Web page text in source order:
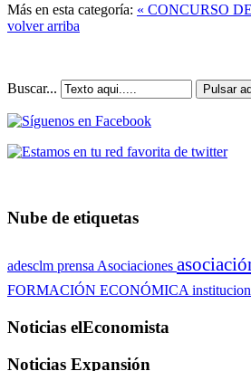
Más en esta categoría: « CONCURSO
volver arriba
Buscar... Pulsar
Nube de etiquetas
adesclm prensa Asociaciones
FORMACIÓN ECONÓMICA
Noticias elEconomista
Noticias Expansión